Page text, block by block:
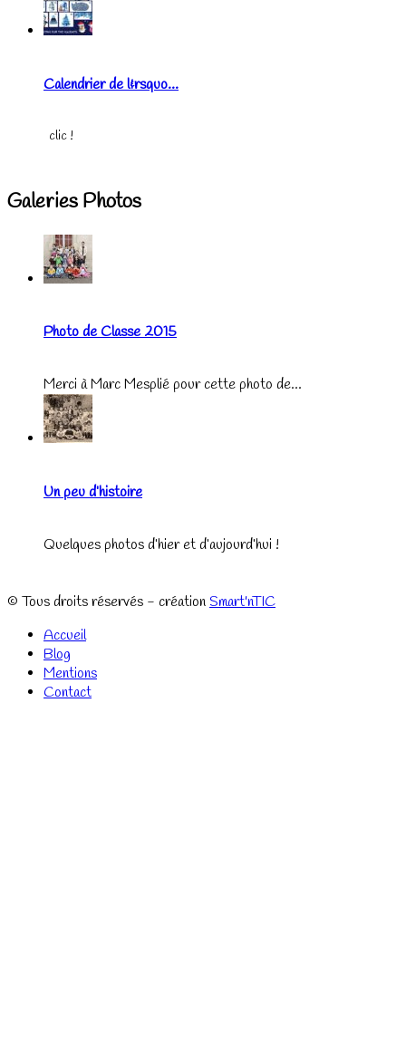
Calendrier de l&rsquo...
clic !
Galeries Photos
Photo de Classe 2015
Merci à Marc Mesplié pour cette photo de...
Un peu d’histoire
Quelques photos d’hier et d’aujourd’hui !
© Tous droits réservés - création Smart'nTIC
Accueil
Blog
Mentions
Contact